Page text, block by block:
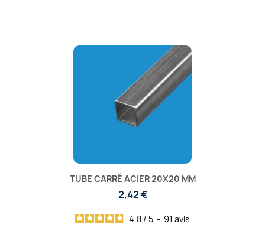
TUBE CARRÉ ACIER 20X20 MM
2,42 €
4.8 / 5 - 91 avis